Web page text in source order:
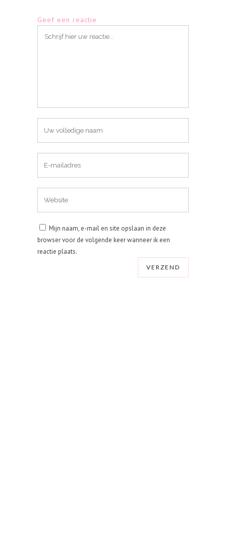
Geef een reactie
Mijn naam, e-mail en site opslaan in deze
browser voor de volgende keer wanneer ik een
reactie plaats.